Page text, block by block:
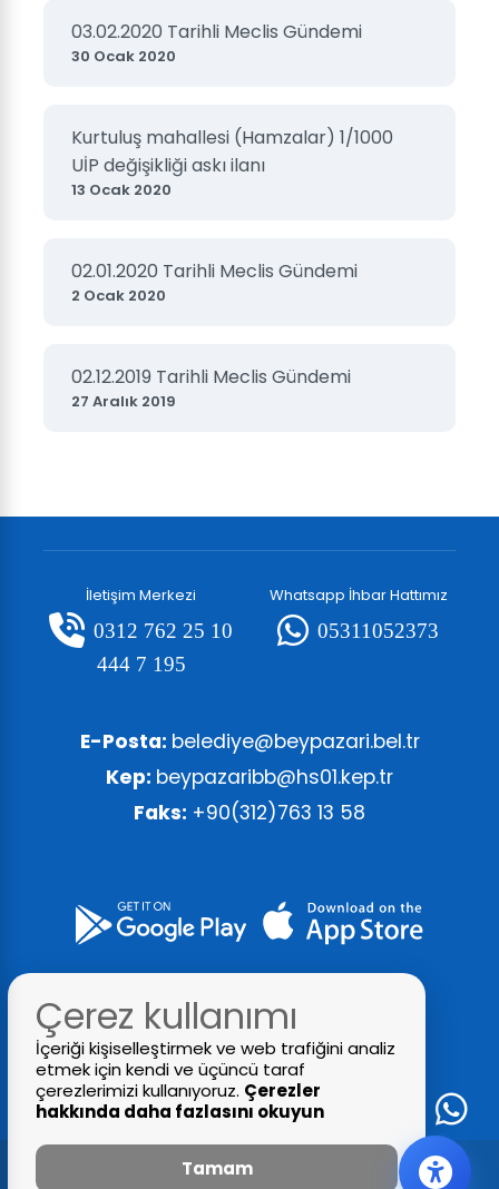
03.02.2020 Tarihli Meclis Gündemi
30 Ocak 2020
Kurtuluş mahallesi (Hamzalar) 1/1000
UİP değişikliği askı ilanı
13 Ocak 2020
02.01.2020 Tarihli Meclis Gündemi
2 Ocak 2020
02.12.2019 Tarihli Meclis Gündemi
27 Aralık 2019
İletişim Merkezi
0312 762 25 10
444 7 195
Whatsapp İhbar Hattımız
05311052373
E-Posta: belediye@beypazari.bel.tr
Kep: beypazaribb@hs01.kep.tr
Faks: +90(312)763 13 58
© 2026 Tüm Hakları Saklıdır Beypazari Belediyesi
Çerez kullanımı
İçeriği kişiselleştirmek ve web trafiğini analiz
etmek için kendi ve üçüncü taraf
çerezlerimizi kullanıyoruz. Çerezler
hakkında daha fazlasını okuyun
Tamam